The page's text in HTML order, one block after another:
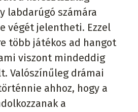
labdarúgó számára
végét jelentheti. Ezzel
több játékos ad hangot
viszont mindeddig
Valószínűleg drámai
ahhoz, hogy a
a